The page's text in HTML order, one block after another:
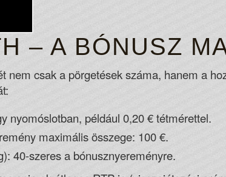
– A BÓNUSZ
nem csak a pörgetések száma, hanem a
nyomóslotban, például 0,20 € tétmérettel.
maximális összege: 100 €.
40-szeres a bónusznyereményre.